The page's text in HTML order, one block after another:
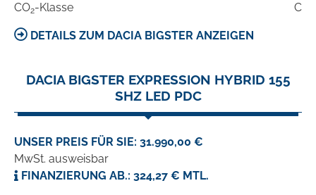
CO2-Klasse C
DETAILS ZUM DACIA BIGSTER ANZEIGEN
DACIA BIGSTER EXPRESSION HYBRID 155
SHZ LED PDC
UNSER PREIS FÜR SIE: 31.990,00 €
MwSt. ausweisbar
FINANZIERUNG AB.: 324,27 € MTL.